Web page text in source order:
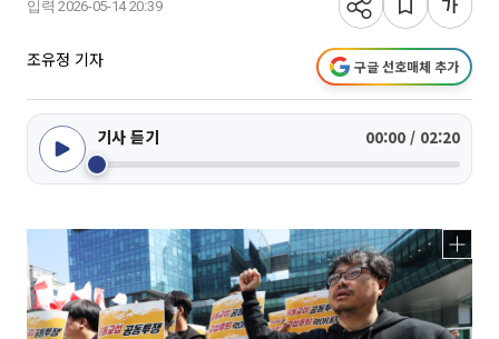
입력 2026-05-14 20:39
조유정 기자 구글 선호매체 추가
기사 듣기 00:00 / 02:20